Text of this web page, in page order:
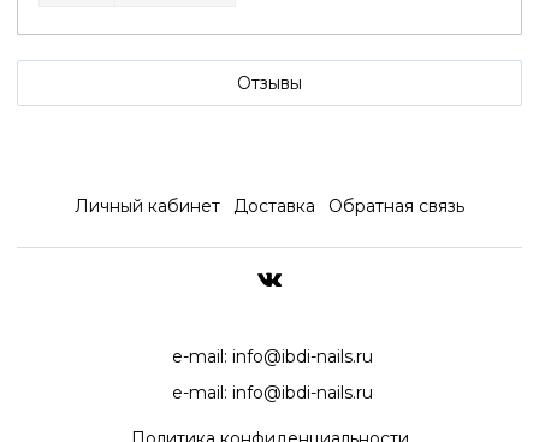
Отзывы
Личный кабинет Доставка Обратная связь
e-mail: info@ibdi-nails.ru
e-mail: info@ibdi-nails.ru